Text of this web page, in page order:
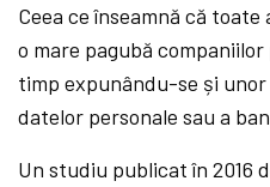
Ceea ce înseamnă că
o mare pagubă
timp expunându-se și
datelor personale sau a
Un studiu publicat în 2016